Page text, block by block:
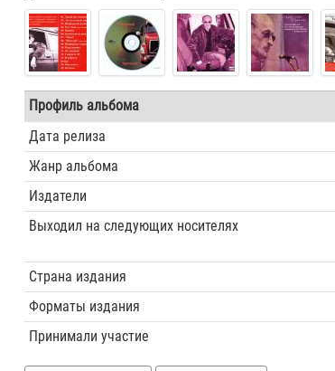
Профиль альбома
Дата релиза
Жанр альбома
Издатели
Выходил на следующих носителях
Страна издания
Форматы издания
Принимали участие